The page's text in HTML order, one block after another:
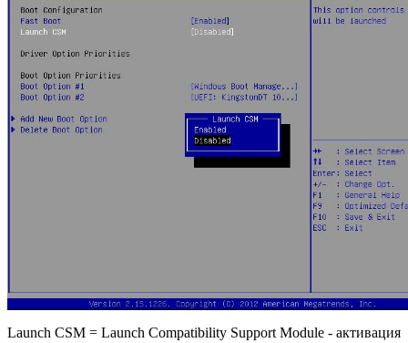
Launch CSM = Launch Compatibility Support Module - активация